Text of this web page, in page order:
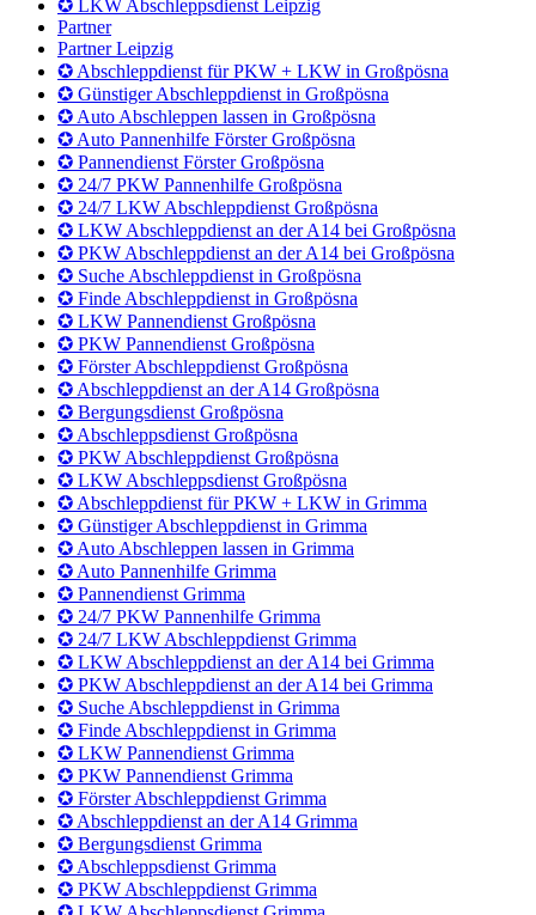
✪ Förster Abschleppdienst Leipzig
✪ Abschleppdienst an der A14 Leipzig
✪ Bergungsdienst Leipzig
✪ Abschleppsdienst Leipzig
✪ PKW Abschleppdienst Leipzig
✪ LKW Abschleppsdienst Leipzig
Partner
Partner Leipzig
✪ Abschleppdienst für PKW + LKW in Großpösna
✪ Günstiger Abschleppdienst in Großpösna
✪ Auto Abschleppen lassen in Großpösna
✪ Auto Pannenhilfe Förster Großpösna
✪ Pannendienst Förster Großpösna
✪ 24/7 PKW Pannenhilfe Großpösna
✪ 24/7 LKW Abschleppdienst Großpösna
✪ LKW Abschleppdienst an der A14 bei Großpösna
✪ PKW Abschleppdienst an der A14 bei Großpösna
✪ Suche Abschleppdienst in Großpösna
✪ Finde Abschleppdienst in Großpösna
✪ LKW Pannendienst Großpösna
✪ PKW Pannendienst Großpösna
✪ Förster Abschleppdienst Großpösna
✪ Abschleppdienst an der A14 Großpösna
✪ Bergungsdienst Großpösna
✪ Abschleppsdienst Großpösna
✪ PKW Abschleppdienst Großpösna
✪ LKW Abschleppsdienst Großpösna
✪ Abschleppdienst für PKW + LKW in Grimma
✪ Günstiger Abschleppdienst in Grimma
✪ Auto Abschleppen lassen in Grimma
✪ Auto Pannenhilfe Grimma
✪ Pannendienst Grimma
✪ 24/7 PKW Pannenhilfe Grimma
✪ 24/7 LKW Abschleppdienst Grimma
✪ LKW Abschleppdienst an der A14 bei Grimma
✪ PKW Abschleppdienst an der A14 bei Grimma
✪ Suche Abschleppdienst in Grimma
✪ Finde Abschleppdienst in Grimma
✪ LKW Pannendienst Grimma
✪ PKW Pannendienst Grimma